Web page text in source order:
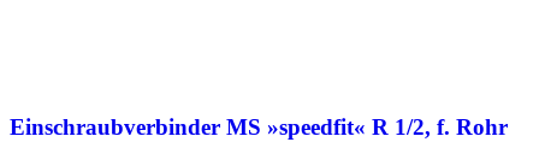
Einschraubverbinder MS »speedfit« R 1/2, f. Rohr